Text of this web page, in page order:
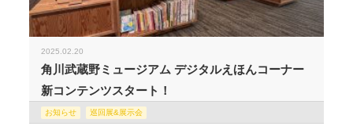
2025.02.20
角川武蔵野ミュージアム デジタルえほんコーナー
新コンテンツスタート！
お知らせ 巡回展&展示会